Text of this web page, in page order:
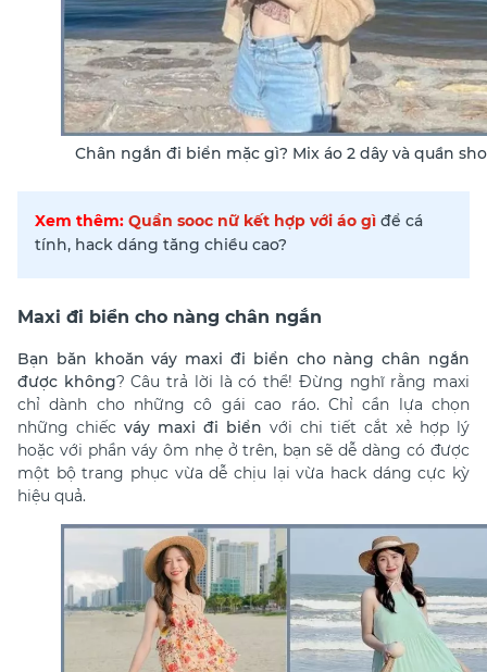
Chân ngắn đi biển mặc gì? Mix áo 2 dây và quần
Xem thêm: Quần sooc nữ kết hợp với áo gì để cá
tính, hack dáng tăng chiều cao?
Maxi đi biển cho nàng chân ngắn
Bạn băn khoăn váy maxi đi biển cho nàng chân ngắn
được không? Câu trả lời là có thể! Đừng nghĩ rằng maxi
chỉ dành cho những cô gái cao ráo. Chỉ cần lựa chọn
những chiếc váy maxi đi biển với chi tiết cắt xẻ hợp lý
hoặc với phần váy ôm nhẹ ở trên, bạn sẽ dễ dàng có được
một bộ trang phục vừa dễ chịu lại vừa hack dáng cực kỳ
hiệu quả.